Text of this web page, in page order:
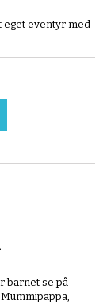
eget eventyr med
barnet se på